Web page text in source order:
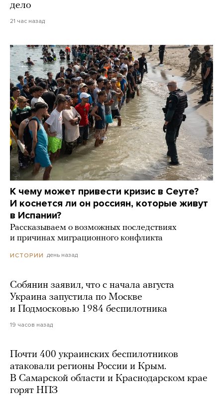
дело
21 час назад
К чему может привести кризис в Сеуте?
И коснется ли он россиян, которые живут
в Испании?
Рассказываем о возможных последствиях
и причинах миграционного конфликта
ИСТОРИИ день назад
Собянин заявил, что с начала августа
Украина запустила по Москве
и Подмосковью 1984 беспилотника
19 часов назад
Почти 400 украинских беспилотников
атаковали регионы России и Крым.
В Самарской области и Краснодарском крае
горят НПЗ